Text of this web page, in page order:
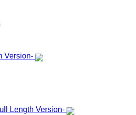
Version-
Length Version-